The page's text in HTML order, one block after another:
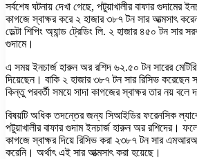
সর্বশেষ ঘটনায় দেখা গেছে, পটুয়াখালীর বাফার গুদামের
কাগজে স্বাক্ষর করে ২ হাজার ৩৮৭ টন সার আত্মসাৎ
ডেল্টা শিপিং অ্যান্ড ট্রেডিং লি. ২ হাজার ৪৫০ টন সার
গুদামে।
এ সময় ইনচার্জ হারুন অর রশিদ ৬২.৫০ টন সারের
দিয়েছেন। বাকি ২ হাজার ৩৮৭ টন সার রিসিভ করেছেন
কিন্তু পরবর্তী সময়ে সাদা কাগজের স্বাক্ষর তার নয় বলে
বিষয়টি অধিক তদন্তের জন্য সিআইডির ফরেনসিক ল্যাবে
পটুয়াখালীর বাফার গুদাম ইনচার্জ হারুন অর রশিদের।
কাগজে স্বাক্ষর দিয়ে রিসিভ করা ২৩৮৭ টন সার
করেনি। অর্থাৎ এই সার আত্মসাৎ করা হয়েছে।